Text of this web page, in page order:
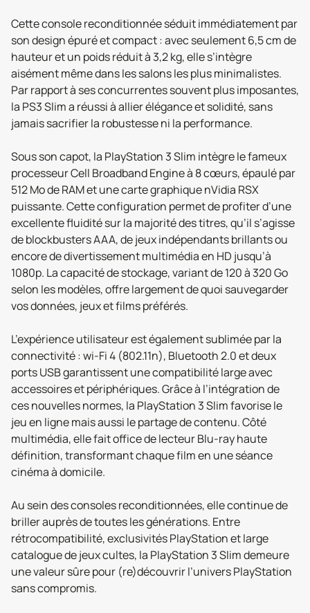
Cette console reconditionnée séduit immédiatement par
son design épuré et compact : avec seulement 6,5 cm de
hauteur et un poids réduit à 3,2 kg, elle s’intègre
aisément même dans les salons les plus minimalistes.
Par rapport à ses concurrentes souvent plus imposantes,
la PS3 Slim a réussi à allier élégance et solidité, sans
jamais sacrifier la robustesse ni la performance.
Sous son capot, la PlayStation 3 Slim intègre le fameux
processeur Cell Broadband Engine à 8 cœurs, épaulé par
512 Mo de RAM et une carte graphique nVidia RSX
puissante. Cette configuration permet de profiter d’une
excellente fluidité sur la majorité des titres, qu’il s’agisse
de blockbusters AAA, de jeux indépendants brillants ou
encore de divertissement multimédia en HD jusqu’à
1080p. La capacité de stockage, variant de 120 à 320 Go
selon les modèles, offre largement de quoi sauvegarder
vos données, jeux et films préférés.
L’expérience utilisateur est également sublimée par la
connectivité : wi-Fi 4 (802.11n), Bluetooth 2.0 et deux
ports USB garantissent une compatibilité large avec
accessoires et périphériques. Grâce à l’intégration de
ces nouvelles normes, la PlayStation 3 Slim favorise le
jeu en ligne mais aussi le partage de contenu. Côté
multimédia, elle fait office de lecteur Blu-ray haute
définition, transformant chaque film en une séance
cinéma à domicile.
Au sein des consoles reconditionnées, elle continue de
briller auprès de toutes les générations. Entre
rétrocompatibilité, exclusivités PlayStation et large
catalogue de jeux cultes, la PlayStation 3 Slim demeure
une valeur sûre pour (re)découvrir l’univers PlayStation
sans compromis.